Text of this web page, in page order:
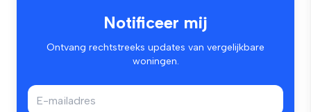
Notificeer mij
Ontvang rechtstreeks updates van vergelijkbare
woningen.